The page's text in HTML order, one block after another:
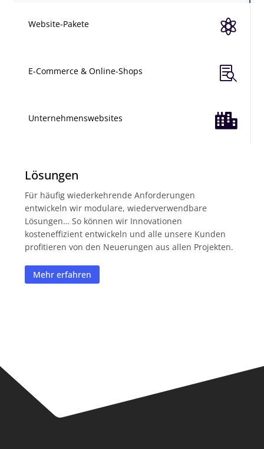

Website-Pakete

E-Commerce & Online-Shops

Unternehmenswebsites
Lösungen
Für häufig wiederkehrende Anforderungen
entwickeln wir modulare, wiederverwendbare
Lösungen… So können wir Innovationen
kosteneffizient entwickeln und alle unsere Kunden
profitieren von den Neuerungen aus allen Projekten.
Mehr erfahren